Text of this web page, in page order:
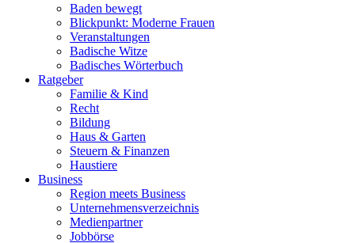
Baden bewegt
Blickpunkt: Moderne Frauen
Veranstaltungen
Badische Witze
Badisches Wörterbuch
Ratgeber
Familie & Kind
Recht
Bildung
Haus & Garten
Steuern & Finanzen
Haustiere
Business
Region meets Business
Unternehmensverzeichnis
Medienpartner
Jobbörse